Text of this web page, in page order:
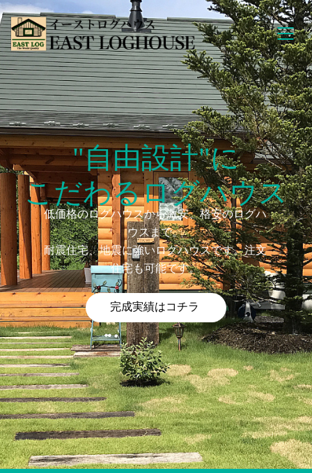
"自由設計"に
こだわるログハウス
低価格のログハウスから激安、格安のログハ
ウスまで。
耐震住宅、地震に強いログハウスです。注文
住宅も可能です。
完成実績はコチラ